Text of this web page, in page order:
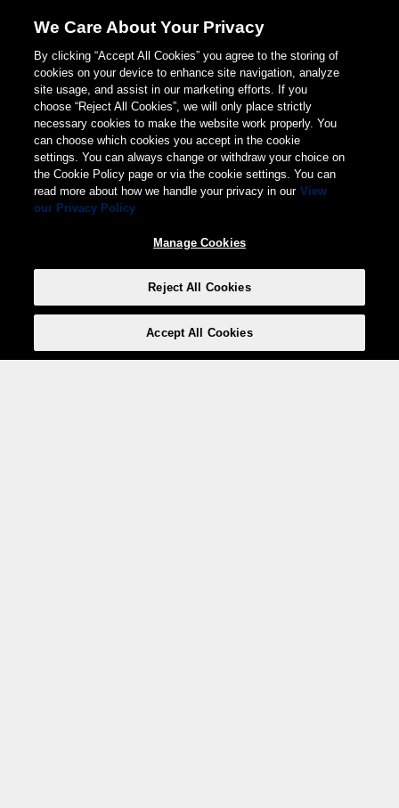
We Care About Your Privacy
By clicking “Accept All Cookies” you agree to the storing of
cookies on your device to enhance site navigation, analyze
site usage, and assist in our marketing efforts. If you
choose “Reject All Cookies”, we will only place strictly
necessary cookies to make the website work properly. You
can choose which cookies you accept in the cookie
settings. You can always change or withdraw your choice on
the Cookie Policy page or via the cookie settings. You can
read more about how we handle your privacy in our View
our Privacy Policy
Manage Cookies
Reject All Cookies
Accept All Cookies